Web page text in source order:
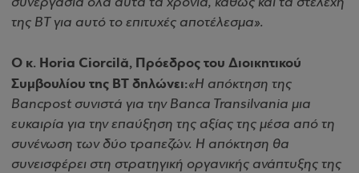
της BT για αυτό το επιτυχές αποτέλεσμα».
Ο κ. Horia Ciorcilă, Πρόεδρος του Διοικητικού
Συμβουλίου της BT δηλώνει:«Η απόκτηση της
Bancpost συνιστά για την Banca Transilvania μια
ευκαιρία για την επαύξηση της αξίας της μέσα από τη
συνένωση των δύο τραπεζών. Η απόκτηση θα
συνεισφέρει στη στρατηγική οργανικής ανάπτυξης της